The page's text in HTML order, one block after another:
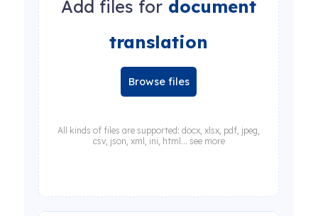
Add files for document
translation
Browse files
All kinds of files are supported: docx, xlsx, pdf, jpeg,
csv, json, xml, ini, html... see more